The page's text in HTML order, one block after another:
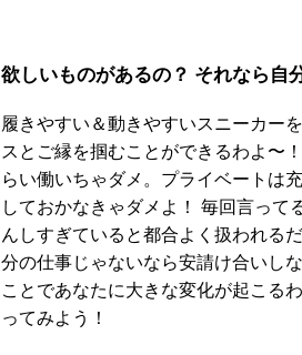
欲しいものがあるの？ それなら自
履きやすい＆動きやすいスニーカー
スとご縁を掴むことができるわよ〜
らい働いちゃダメ。プライベートは
しておかなきゃダメよ！ 毎回言っ
んしすぎていると都合よく扱われる
分の仕事じゃないなら安請け合いし
ことであなたに大きな変化が起こる
ってみよう！